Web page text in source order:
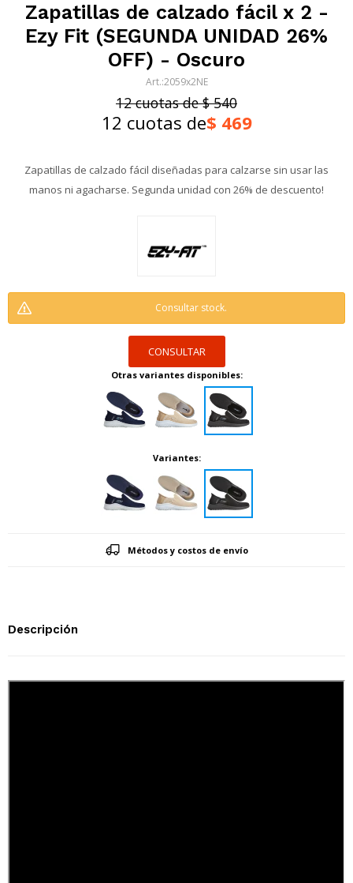
Zapatillas de calzado fácil x 2 -
Ezy Fit (SEGUNDA UNIDAD 26%
OFF) - Oscuro
2059x2NE
12 cuotas de $ 540
12 cuotas de$ 469
Zapatillas de calzado fácil diseñadas para calzarse sin usar las
manos ni agacharse. Segunda unidad con 26% de descuento!
Consultar stock.
CONSULTAR
Otras variantes disponibles:
Variantes:
Métodos y costos de envío
Descripción